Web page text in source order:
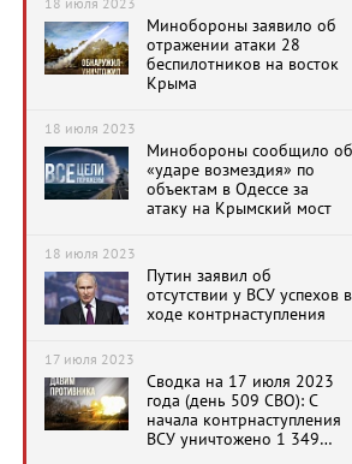
18 июля 2023
Минобороны заявило об
отражении атаки 28
беспилотников на восток
Крыма
18 июля 2023
Минобороны сообщило об
«ударе возмездия» по
объектам в Одессе за
атаку на Крымский мост
18 июля 2023
Путин заявил об
отсутствии у ВСУ успехов в
ходе контрнаступления
17 июля 2023
Сводка на 17 июля 2023
года (день 509 СВО): С
начала контрнаступления
ВСУ уничтожено 1 349